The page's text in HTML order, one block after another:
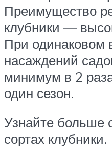
Преимущество
клубники —
При одинаковом
насаждений
минимум в 2
один сезон.
Узнайте больше
сортах клубники.